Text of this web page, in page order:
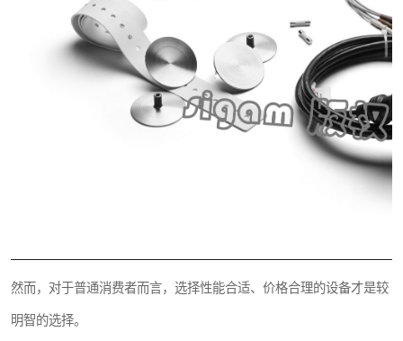
然而，对于普通消费者而言，选择性能合适、价格合理的设备才是较
明智的选择。